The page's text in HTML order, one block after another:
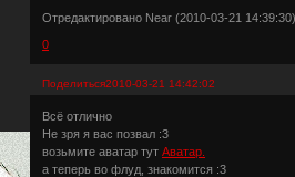
Отредактировано Near (2010-03-21
0
Поделиться2010-03-21 14:42:02
Всё отлично
Не зря я вас позвал :3
возьмите аватар тутАватар.
а теперь во флуд, знакомится :3